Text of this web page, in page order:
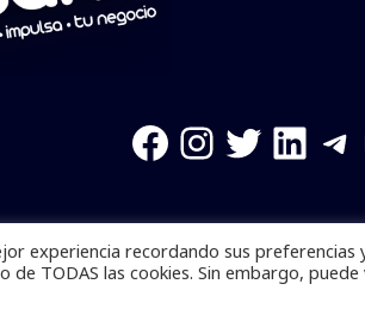
Facebook
Twitter
reservados. Se prohibe el uso
Desarrollado por
experiencia recordando sus preferencias
TODAS las cookies. Sin embargo,